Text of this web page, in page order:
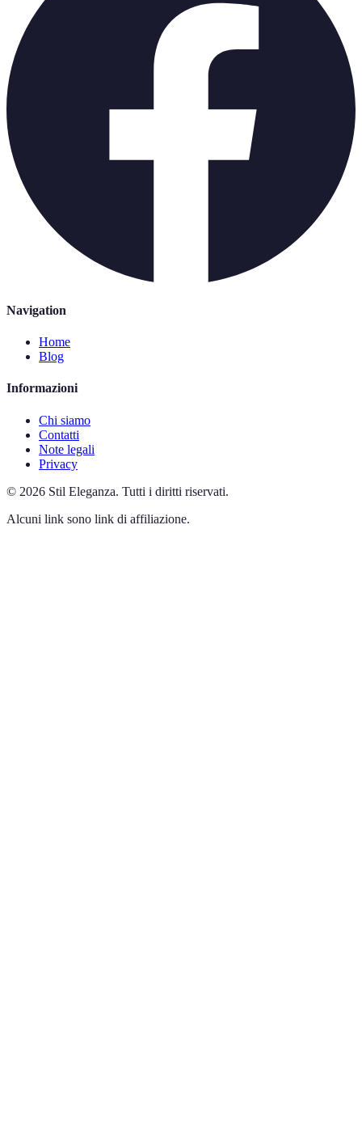
Navigation
Home
Blog
Informazioni
Chi siamo
Contatti
Note legali
Privacy
© 2026 Stil Eleganza. Tutti i diritti riservati.
Alcuni link sono link di affiliazione.